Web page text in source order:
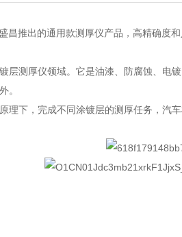
昌推出的通用款测厚仪产品，高精确度
层测厚仪领域。它是油漆、防腐蚀、电
。
理下，完成不同涂镀层的测厚任务，汽